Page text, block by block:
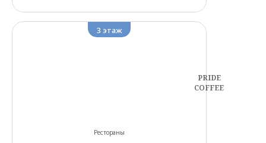
3 этаж
PRIDE
COFFEE
Рестораны